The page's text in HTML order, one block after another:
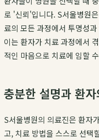
로 '신뢰'입니다. S서울병원
료의 모든 과정에서 투명성
이는 환자가 치료 과정에서
적인 마음으로 치료에 임할
충분한 설명과 환
S서울병원의 의료진은 환자
고, 치료 방법을 스스로 선택